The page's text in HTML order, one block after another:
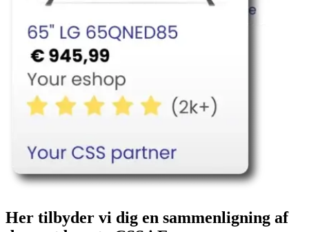
Her tilbyder vi dig en sammenligning af